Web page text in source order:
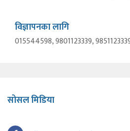
विज्ञापनका लागि
015544598, 9801123339,
सोसल मिडिया